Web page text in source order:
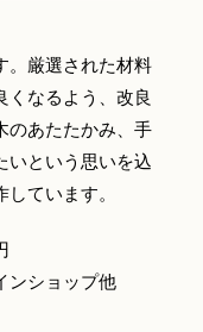
。厳選された材料
くなるよう、改良
のあたたかみ、手
いという思いを込
ています。
ンショップ他